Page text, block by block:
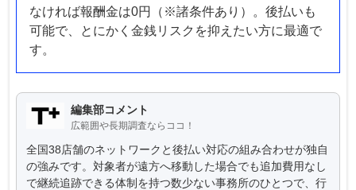
なければ報酬金は0円（※諸条件あり）。後払いも
可能で、とにかく金銭リスクを抑えたい方に最適で
す。
編集部コメント
広範囲や長期調査ならココ！
全国38店舗のネットワークと後払い対応の組み合わせが独自
の強みです。対象者が遠方へ移動した場合でも追加費用なし
で継続追跡できる体制を持つ数少ない事務所のひとつで、行